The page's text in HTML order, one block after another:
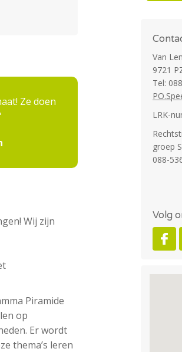
Ze doen
Wij zijn
Piramide
op
Er wordt
thema’s leren
Van
9721
Tel:
LRK-
groep
088-
Volg